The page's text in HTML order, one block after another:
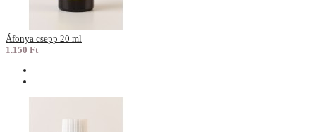
Áfonya csepp 20 ml
1.150 Ft